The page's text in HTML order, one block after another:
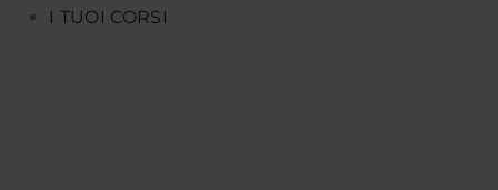
I TUOI CORSI